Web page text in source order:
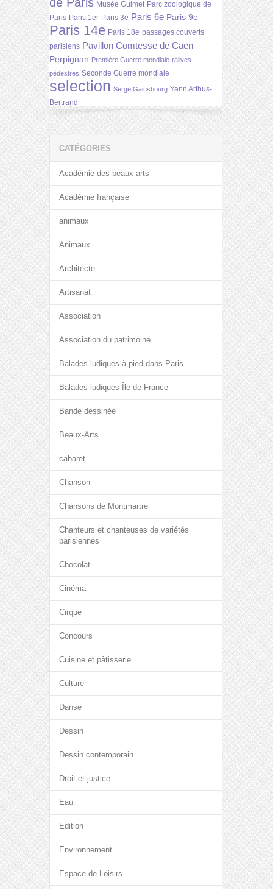
Musée Guimet Parc zoologique de
Paris Paris 1er Paris 3e Paris 6e Paris 9e
Paris 14e Paris 18e passages couverts
parisiens Pavillon Comtesse de Caen
Perpignan Première Guerre mondiale rallyes
pédestres Seconde Guerre mondiale
selection Serge Gainsbourg Yann Arthus-
Bertrand
CATÉGORIES
Académie des beaux-arts
Académie française
animaux
Animaux
Architecte
Artisanat
Association
Association du patrimoine
Balades ludiques à pied dans Paris
Balades ludiques Île de France
Bande dessinée
Beaux-Arts
cabaret
Chanson
Chansons de Montmartre
Chanteurs et chanteuses de variétés
parisiennes
Chocolat
Cinéma
Cirque
Concours
Cuisine et pâtisserie
Culture
Danse
Dessin
Dessin contemporain
Droit et justice
Eau
Edition
Environnement
Espace de Loisirs